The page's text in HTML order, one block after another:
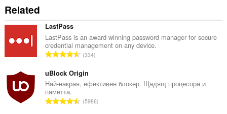
Related
LastPass
LastPass is an award-winning password manager for secure
credential management on any device.
О
щ
б
о
334
uBlock Origin
Най-накрая, ефективен блокер. Щадящ процесора и
паметта.
О5986